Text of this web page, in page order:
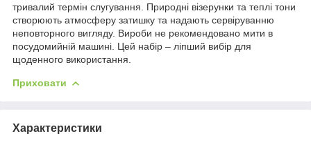
тривалий термін слугування. Природні візерунки та теплі тони
створюють атмосферу затишку та надають сервіруванню
неповторного вигляду. Вироби не рекомендовано мити в
посудомийній машині. Цей набір – ліпший вибір для
щоденного використання.
Приховати
Характеристики